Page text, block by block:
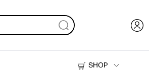
SHOP